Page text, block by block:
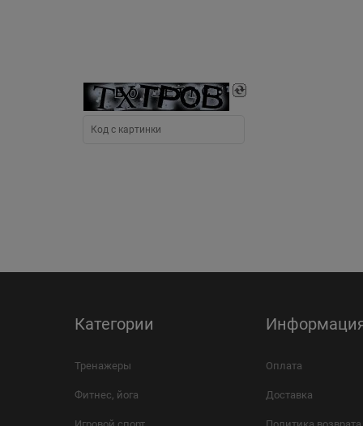
Категории
Тренажеры
Фитнес, йога
Оплата
Доставка